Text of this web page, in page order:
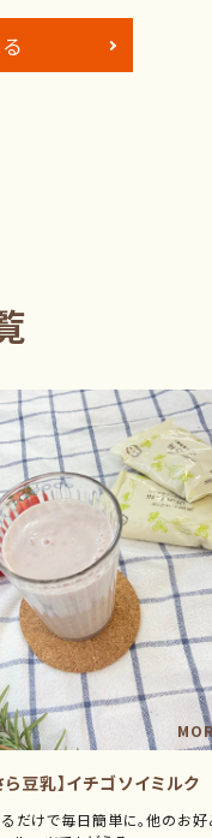
ら豆乳】イチゴソイミルク
だけで毎日簡単に。他のお好